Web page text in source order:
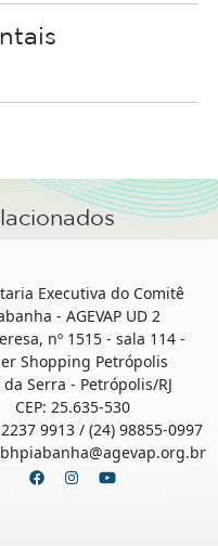
Executiva do Comitê
- AGEVAP UD 2
nº 1515 - sala 114 -
Shopping Petrópolis
Serra - Petrópolis/RJ
CEP: 25.635-530
9913 / (24) 98855-0997